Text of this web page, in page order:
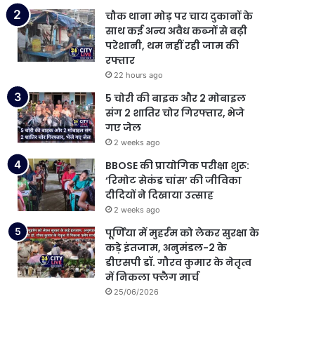
चौक थाना मोड़ पर चाय दुकानों के
साथ कई अन्य अवैध कब्जों से बढ़ी
परेशानी, थम नहीं रही जाम की
रफ्तार
22 hours ago
5 चोरी की बाइक और 2 मोबाइल
संग 2 शातिर चोर गिरफ्तार, भेजे
गए जेल
2 weeks ago
BBOSE की प्रायोगिक परीक्षा शुरू:
‘रिमोट सेकंड चांस’ की जीविका
दीदियों ने दिखाया उत्साह
2 weeks ago
पूर्णिया में मुहर्रम को लेकर सुरक्षा के
कड़े इंतजाम, अनुमंडल-2 के
डीएसपी डॉ. गौरव कुमार के नेतृत्व
में निकला फ्लैग मार्च
25/06/2026